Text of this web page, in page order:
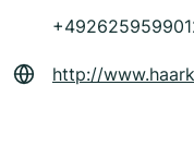
http://